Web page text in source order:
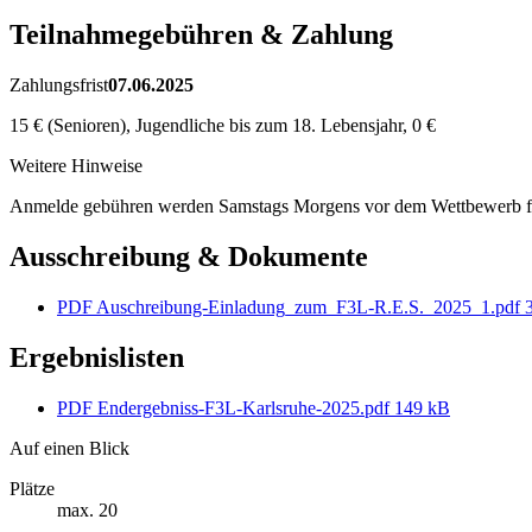
Teilnahmegebühren & Zahlung
Zahlungsfrist07.06.2025
15 € (Senioren), Jugendliche bis zum 18. Lebensjahr, 0 €
Weitere Hinweise
Anmelde gebühren werden Samstags Morgens vor dem Wettbewerb
Ausschreibung & Dokumente
PDF Auschreibung-Einladung_zum_F3L-R.E.S._2025_1.pdf
Ergebnislisten
PDF Endergebniss-F3L-Karlsruhe-2025.pdf 149 kB
Auf einen Blick
Plätze
max. 20